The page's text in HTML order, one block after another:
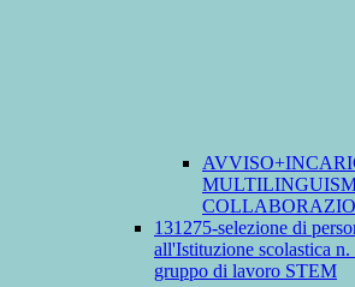
131275-selezione di
all'Istituzione scolastica
gruppo di lavoro STEM